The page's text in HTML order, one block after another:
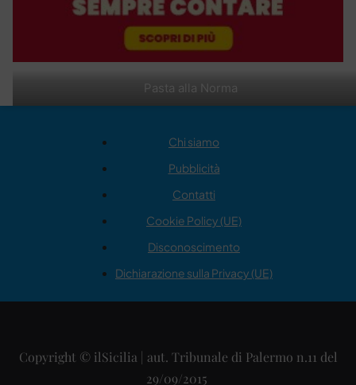
Pasta alla Norma
Chi siamo
Pubblicità
Contatti
Cookie Policy (UE)
Disconoscimento
Dichiarazione sulla Privacy (UE)
Copyright © ilSicilia | aut. Tribunale di Palermo n.11 del
29/09/2015